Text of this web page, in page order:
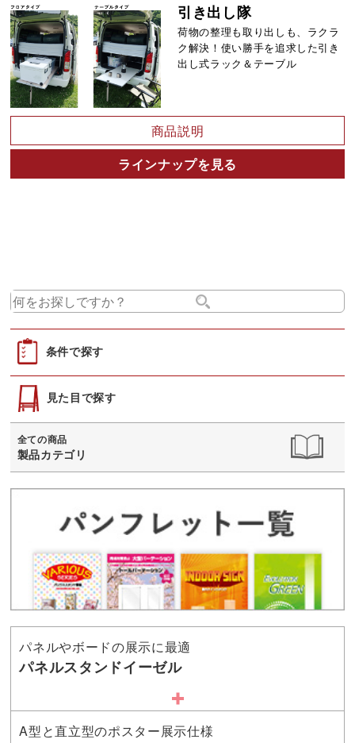
引き出し隊
荷物の整理も取り出しも、ラクラ
ク解決！使い勝手を追求した引き
出し式ラック＆テーブル
商品説明
ラインナップを見る
条件で探す
見た目で探す
全ての商品
製品カテゴリ
パネルやボードの展示に最適
パネルスタンドイーゼル
A型と直立型のポスター展示仕様